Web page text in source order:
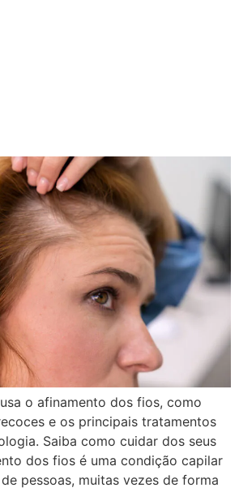
o afinamento dos fios, como
e os principais tratamentos
Saiba como cuidar dos seus
dos fios é uma condição capilar
pessoas, muitas vezes de forma